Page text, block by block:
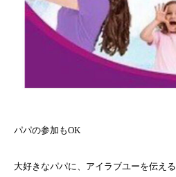
パパの参加もOK
大好きなパパに、アイラブユーを伝える